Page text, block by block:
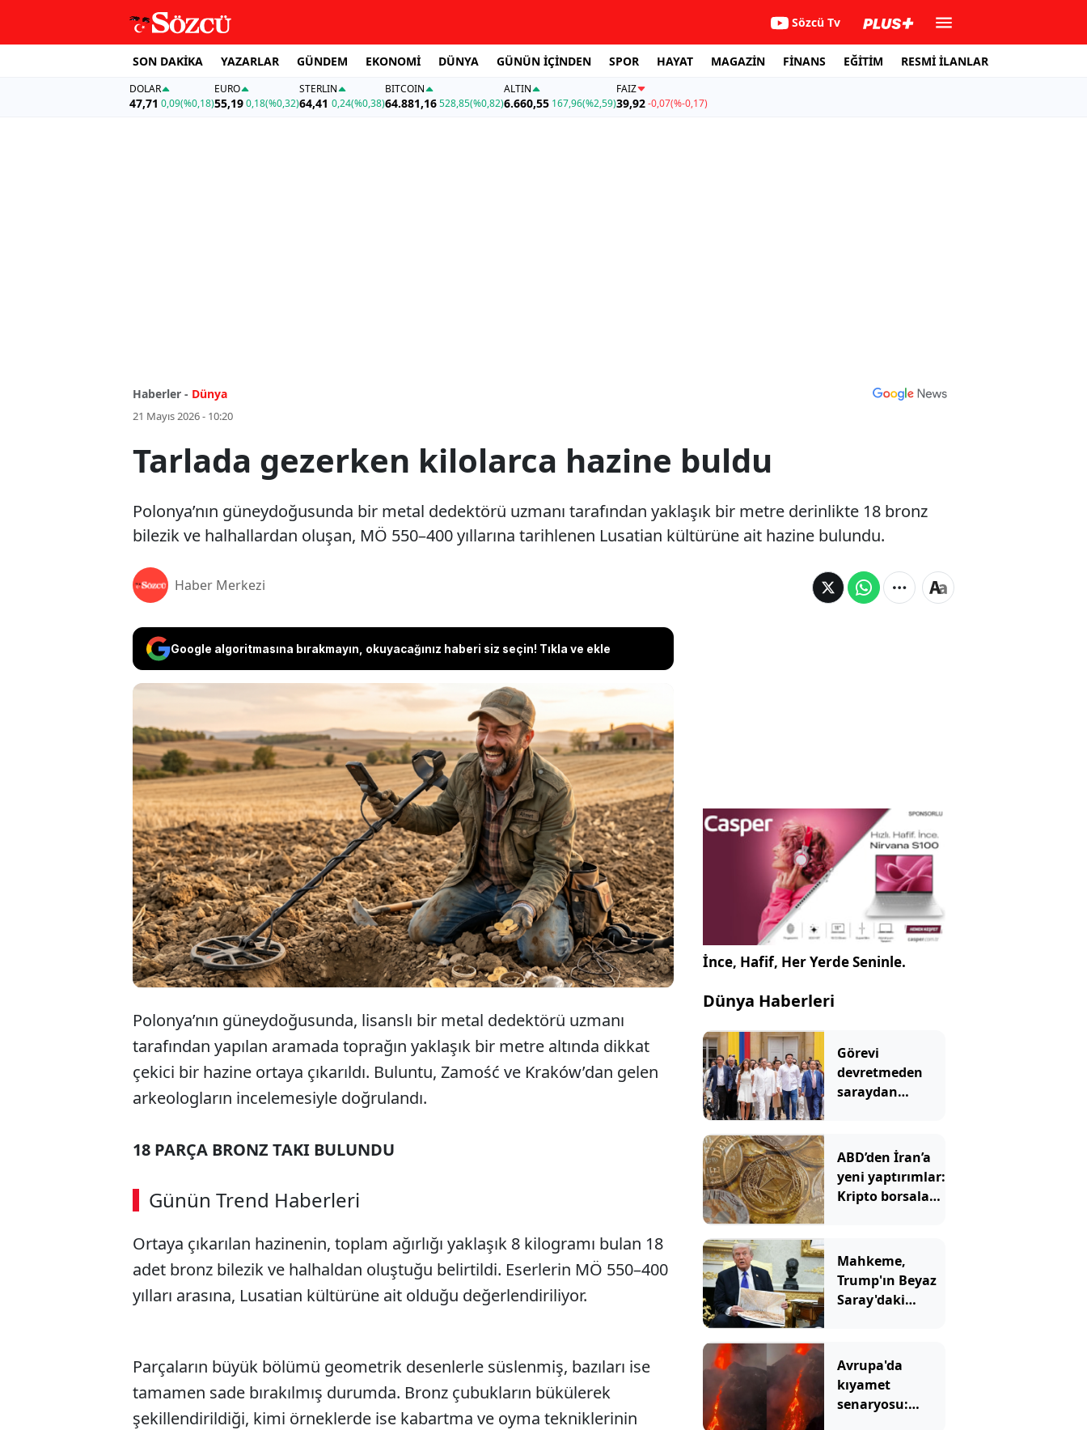
Sözcü Tv
SON DAKİKA YAZARLAR GÜNDEM EKONOMİ DÜNYA GÜNÜN İÇİNDEN SPOR HAYAT MAGAZİN FİNANS EĞİTİM RESMİ İLANLAR
DOLAR
47,71 0,09(%0,18)
EURO
55,19 0,18(%0,32)
STERLIN
64,41 0,24(%0,38)
BITCOIN
64.881,16528,85(%0,82)
ALTIN
6.660,55 167,96(%2,59)
FAİZ
39,92-0,07(%-0,17)
Haberler - Dünya
21 Mayıs 2026 - 10:20
Tarlada gezerken kilolarca hazine buldu
Polonya’nın güneydoğusunda bir metal dedektörü uzmanı tarafından yaklaşık bir metre derinlikte 18 bronz
bilezik ve halhallardan oluşan, MÖ 550–400 yıllarına tarihlenen Lusatian kültürüne ait hazine bulundu.
Haber Merkezi
Google algoritmasına bırakmayın, okuyacağınız haberi siz seçin! Tıkla ve ekle
Polonya’nın güneydoğusunda bir metal dedektörü uzmanı
tarafından yaklaşık bir metre derinlikte 18 bronz bilezik ve
halhallardan oluşan, MÖ 550–400 yıllarına tarihlenen Lusatian
kültürüne ait hazine bulundu.
Polonya’nın güneydoğusunda, lisanslı bir metal dedektörü uzmanı
tarafından yapılan aramada toprağın yaklaşık bir metre altında dikkat
çekici bir hazine ortaya çıkarıldı. Buluntu, Zamość ve Kraków’dan gelen
arkeologların incelemesiyle doğrulandı.
18 PARÇA BRONZ TAKI BULUNDU
Günün Trend Haberleri
Ortaya çıkarılan hazinenin, toplam ağırlığı yaklaşık 8 kilogramı bulan 18
adet bronz bilezik ve halhaldan oluştuğu belirtildi. Eserlerin MÖ 550–400
yılları arasına, Lusatian kültürüne ait olduğu değerlendiriliyor.
Parçaların büyük bölümü geometrik desenlerle süslenmiş, bazıları ise
tamamen sade bırakılmış durumda. Bronz çubukların bükülerek
şekillendirildiği, kimi örneklerde ise kabartma ve oyma tekniklerinin
İnce, Hafif, Her Yerde Seninle.
Dünya Haberleri
Görevi
devretmeden
saraydan
müzeye
çevireceğim’
demişti
ABD’den İran’a
yeni yaptırımlar:
Kripto borsaları
Mahkeme,
Trump'ın Beyaz
Saray'daki
Avrupa'da
kıyamet
senaryosu: